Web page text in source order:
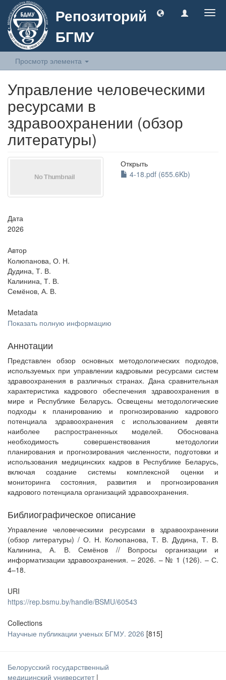
Репозиторий
БГМУ
Просмотр элемента
Управление человеческими
ресурсами в
здравоохранении (обзор
литературы)
Открыть
4-18.pdf (655.6Kb)
Дата
2026
Автор
Колюпанова, О. Н.
Дудина, Т. В.
Калинина, Т. В.
Семёнов, А. В.
Metadata
Показать полную информацию
Аннотации
Представлен обзор основных методологических подходов,
используемых при управлении кадровыми ресурсами систем
здравоохранения в различных странах. Дана сравнительная
характеристика кадрового обеспечения здравоохранения в
мире и Республике Беларусь. Освещены методологические
подходы к планированию и прогнозированию кадрового
потенциала здравоохранения с использованием девяти
наиболее распространенных моделей. Обоснована
необходимость совершенствования методологии
планирования и прогнозирования численности, подготовки и
использования медицинских кадров в Республике Беларусь,
включая создание системы комплексной оценки и
мониторинга состояния, развития и прогнозирования
кадрового потенциала организаций здравоохранения.
Библиографическое описание
Управление человеческими ресурсами в здравоохранении
(обзор литературы) / О. Н. Колюпанова, Т. В. Дудина, Т. В.
Калинина, А. В. Семёнов // Вопросы организации и
информатизации здравоохранения. – 2026. – № 1 (126). – С.
4–18.
URI
https://rep.bsmu.by/handle/BSMU/60543
Collections
Научные публикации ученых БГМУ. 2026 [815]
Белорусский государственный
медицинский университет |